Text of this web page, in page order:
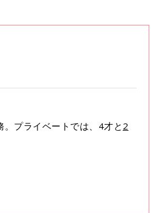
プライベートでは、4才と2